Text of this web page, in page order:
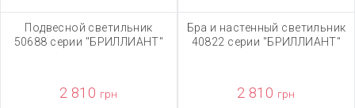
Подвесной светильник
50688 серии "БРИЛЛИАНТ"
2 810 грн
Бра и настенный светильник
40822 серии "БРИЛЛИАНТ"
2 810 грн